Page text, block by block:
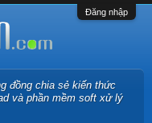
Đăng nhập
đồng chia sẻ kiến thức
và phần mềm soft xử lý